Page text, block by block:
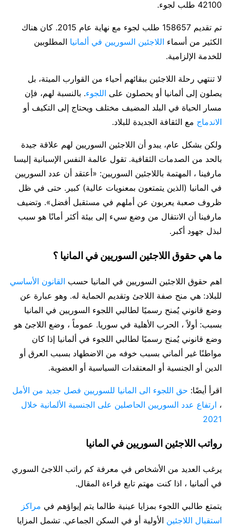
42100 طلب لجوء.
تم تقديم 158657 طلب لجوء مع نهاية عام 2015. كان هناك
الكثير من أسماء اللاجئين السوريين في ألمانيا المطلوبين
للخدمة الإلزامية.
لا تنتهي رحلة اللاجئين ببقائهم أحياء من القوارب الميتة، بل
يصلون إلى ألمانيا أو يحصلون على اللجوء. بالنسبة لهم، فإن
مسار الحياة في البلد المضيف مختلف ويحتاج إلى التكيف أو
الاندماج مع الثقافة الجديدة للبلاد.
ولكن بشكل عام، يبدو أن اللاجئين السوريين لهم علاقة جيدة
بالحد من الصدمات الثقافية. تقول عالمة النفس الإسبانية إليسا
مارفينا ، المهتمة باللاجئين السوريين: «أعتقد أن عدد السوريين
في المانيا (الذين يتمتعون بمعنويات عالية) كبير. حتى في ظل
ظروف صعبة يعربون عن أملهم في مستقبل أفضل». وتضيف
مارفينا أن الانتقال من وضع سيء إلى بيئة أكثر أمانًا هو سبب
لبذل جهود أكبر.
ما هي حقوق اللاجئين السوريين في المانيا ؟
اهم حقوق اللاجئين السوريين في المانيا حسب القانون الأساسي
للبلاد: هي منح صفة اللاجئ وتقديم الحماية له. وهو عبارة عن
وضع قانوني يُمنح رسميًا لطالبي اللجوء السوريين في المانيا
بسبب: أولاً ، الحرب الأهلية في سوريا. عموماً ، وضع اللاجئ هو
وضع قانوني يُمنح رسميًا لطالبي اللجوء في ألمانيا إذا كان
مواطنًا غير ألماني بسبب خوفه من الاضطهاد بسبب العرق أو
الدين أو الجنسية أو المعتقدات السياسية أو العضوية.
اقرأ أيضًا: حق اللجوء الى المانيا للسوريين فصل جديد من الأمل
، ارتفاع عدد السوريين الحاصلين على الجنسية الألمانية خلال
2021
رواتب اللاجئين السوريين في المانيا
يرغب العديد من الأشخاص في معرفة كم راتب اللاجئ السوري
في ألمانيا ، اذا كنت مهتم تابع قراءة المقال.
يتمتع طالبي اللجوء بمزايا عينية طالما يتم إيواؤهم في مراكز
استقبال اللاجئين الأولية أو في السكن الجماعي. تشمل المزايا